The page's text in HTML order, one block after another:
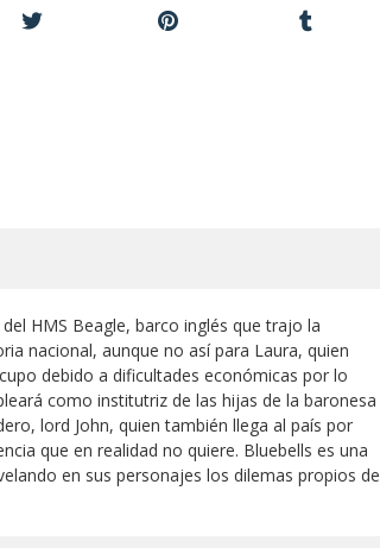
HMS Beagle, barco inglés que trajo la
nacional, aunque no así para Laura, quien
debido a dificultades económicas por lo
como institutriz de las hijas de la baronesa
lord John, quien también llega al país por
que en realidad no quiere. Bluebells es una
en sus personajes los dilemas propios de